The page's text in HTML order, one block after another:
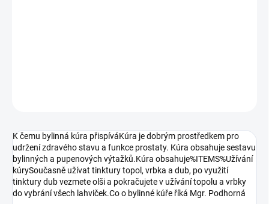
K čemu bylinná kúra přispíváKúra je dobrým prostředkem pro
udržení zdravého stavu a funkce prostaty. Kúra obsahuje sestavu
bylinných a pupenových výtažků.Kúra obsahuje%ITEMS%Užívání
kúrySoučasně užívat tinktury topol, vrbka a dub, po využití
tinktury dub vezmete olši a pokračujete v užívání topolu a vrbky
do vybrání všech lahviček.Co o bylinné kúře říká Mgr. Podhorná